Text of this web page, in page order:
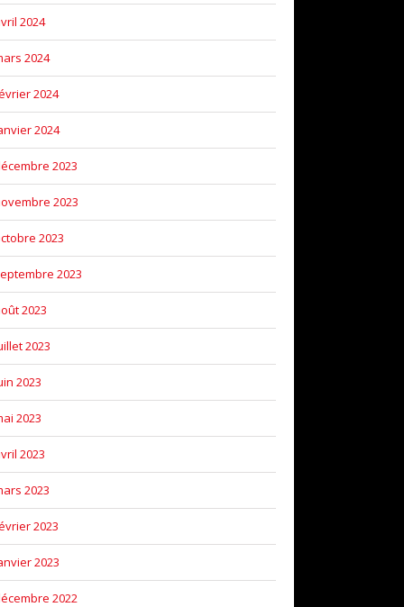
2024
2024
2024
2024
2023
2023
2023
2023
2023
2023
2023
2023
2023
2023
2023
2023
2022